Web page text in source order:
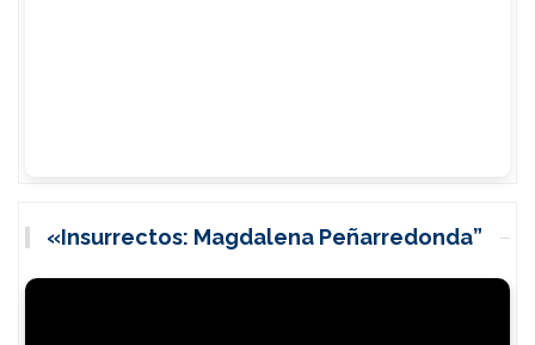
«Insurrectos: Magdalena Peñarredonda”